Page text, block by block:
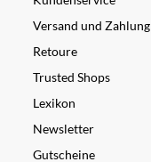
Versand und Zahlung
Retoure
Trusted Shops
Lexikon
Newsletter
Gutscheine